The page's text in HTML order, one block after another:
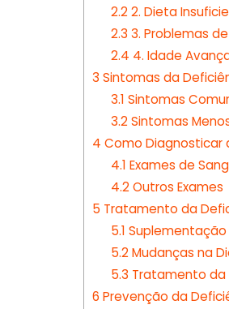
2.22. Dieta
2.3 3. Problemas
2.4 4. Idade
3 Sintomas da
3.1 Sintomas
3.2Sintomas
4 Como Diagnosticar
4.1 Exames de
4.2Outros Exames
5 Tratamento da
5.1 Suplementação
5.2Mudanças na
5.3 Tratamento da
6 Prevenção da